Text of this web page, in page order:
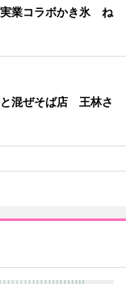
実業コラボかき氷 ね
混ぜそば店 王林さ